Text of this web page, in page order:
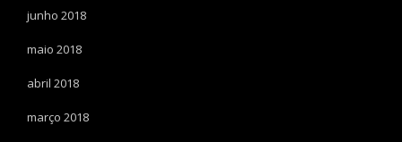
junho 2018
maio 2018
abril 2018
março 2018